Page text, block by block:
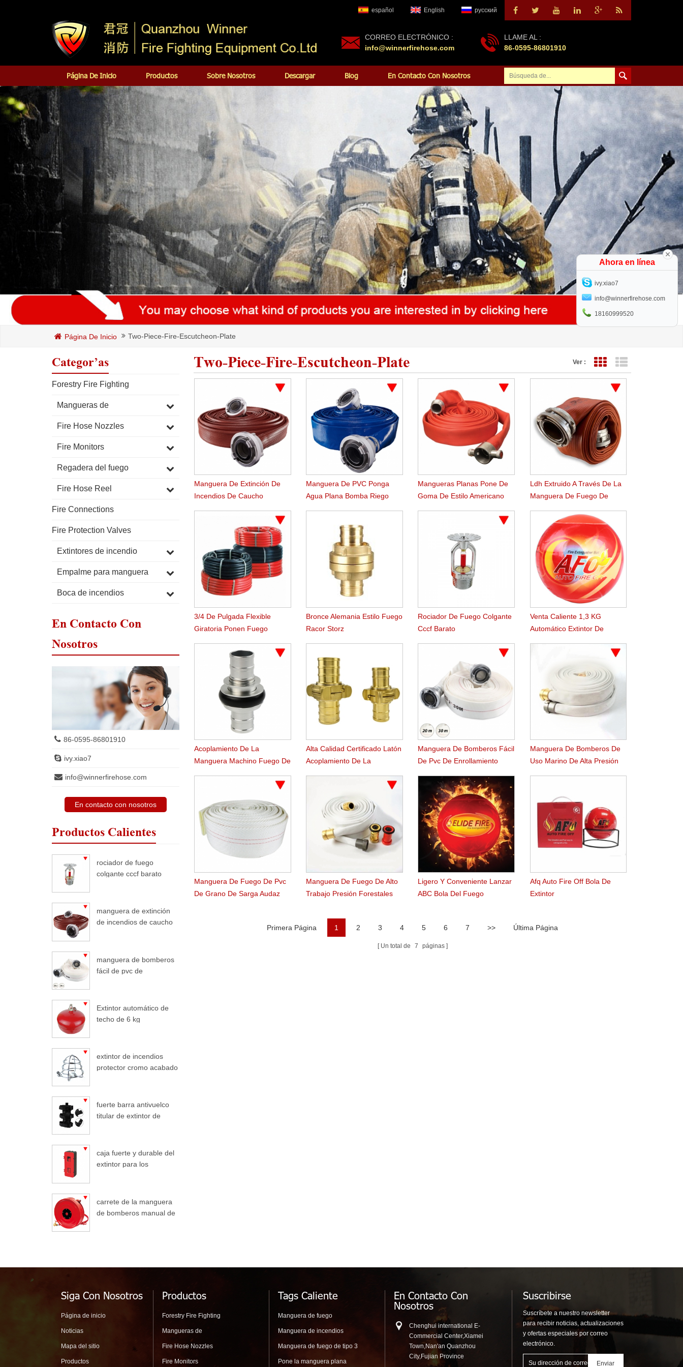
español English русский
CORREO ELECTRÓNICO :
info@winnerfirehose.com
LLAME AL :
86-0595-86801910
Página De Inicio Productos Sobre Nosotros Descargar Blog En Contacto Con Nosotros
Página De Inicio Two-Piece-Fire-Escutcheon-Plate
Categorías
Forestry Fire Fighting
Mangueras de
Fire Hose Nozzles
Fire Monitors
Regadera del fuego
Fire Hose Reel
Fire Connections
Fire Protection Valves
Extintores de incendio
Empalme para manguera
Boca de incendios
En Contacto Con
Nosotros
86-0595-86801910
ivy.xiao7
info@winnerfirehose.com
En contacto con nosotros
Productos Calientes
rociador de fuego
colgante cccf barato
manguera de extinción
de incendios de caucho
manguera de bomberos
fácil de pvc de
Extintor automático de
techo de 6 kg
extintor de incendios
protector cromo acabado
fuerte barra antivuelco
titular de extintor de
caja fuerte y durable del
extintor para los
carrete de la manguera
de bomberos manual de
Two-Piece-Fire-Escutcheon-Plate Ver : Vista de cuadrícula
Manguera De Extinción De
Incendios De Caucho
Manguera De PVC Ponga
Agua Plana Bomba Riego
Mangueras Planas Pone De
Goma De Estilo Americano
Ldh Extruido A Través De La
Manguera De Fuego De
3/4 De Pulgada Flexible
Giratoria Ponen Fuego
Bronce Alemania Estilo Fuego
Racor Storz
Rociador De Fuego Colgante
Cccf Barato
Venta Caliente 1,3 KG
Automático Extintor De
Acoplamiento De La
Manguera Machino Fuego De
Alta Calidad Certificado Latón
Acoplamiento De La
Manguera De Bomberos Fácil
De Pvc De Enrollamiento
Manguera De Bomberos De
Uso Marino De Alta Presión
Manguera De Fuego De Pvc
De Grano De Sarga Audaz
Manguera De Fuego De Alto
Trabajo Presión Forestales
Ligero Y Conveniente Lanzar
ABC Bola Del Fuego
Afq Auto Fire Off Bola De
Extintor
Primera Página 1 2 3 4 5 6 7 >> Última Página
Un total de 7 páginas
Siga Con Nosotros
Página de inicio
Noticias
Mapa del sitio
Productos
Productos
Forestry Fire Fighting
Mangueras de
Fire Hose Nozzles
Fire Monitors
Tags Caliente
Manguera de fuego
Manguera de incendios
Manguera de fuego de tipo 3
Pone la manguera plana
En Contacto Con
Nosotros
Chenghui international E-
Commercial Center,Xiamei
Town,Nan'an Quanzhou
City,Fujian Province
Suscribirse
Suscríbete a nuestro newsletter
para recibir noticias, actualizaciones
y ofertas especiales por correo
electrónico.
Ahora en línea
ivy.xiao7
info@winnerfirehose.com
18160999520